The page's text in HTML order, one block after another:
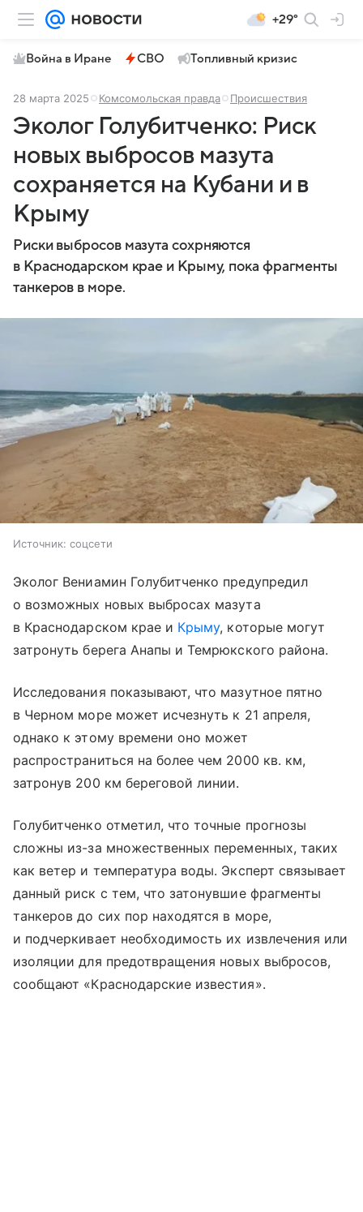
+29°
Война в Иране СВО Топливный кризис
28 марта 2025 Комсомольская правда Происшествия
Эколог Голубитченко: Риск
новых выбросов мазута
сохраняется на Кубани и в
Крыму
Риски выбросов мазута сохрняются
в Краснодарском крае и Крыму, пока фрагменты
танкеров в море.
Источник: соцсети
Эколог Вениамин Голубитченко предупредил
о возможных новых выбросах мазута
в Краснодарском крае и Крыму, которые могут
затронуть берега Анапы и Темрюкского района.
Исследования показывают, что мазутное пятно
в Черном море может исчезнуть к 21 апреля,
однако к этому времени оно может
распространиться на более чем 2000 кв. км,
затронув 200 км береговой линии.
Голубитченко отметил, что точные прогнозы
сложны из-за множественных переменных, таких
как ветер и температура воды. Эксперт связывает
данный риск с тем, что затонувшие фрагменты
танкеров до сих пор находятся в море,
и подчеркивает необходимость их извлечения или
изоляции для предотвращения новых выбросов,
сообщают «Краснодарские известия».